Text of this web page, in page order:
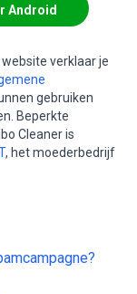
Android
verklaar je
gebruiken
Beperkte
Cleaner is
, het moederbedrijf